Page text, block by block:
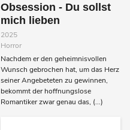
Obsession - Du sollst
mich lieben
2025
Horror
Nachdem er den geheimnisvollen
Wunsch gebrochen hat, um das Herz
seiner Angebeteten zu gewinnen,
bekommt der hoffnungslose
Romantiker zwar genau das, (...)